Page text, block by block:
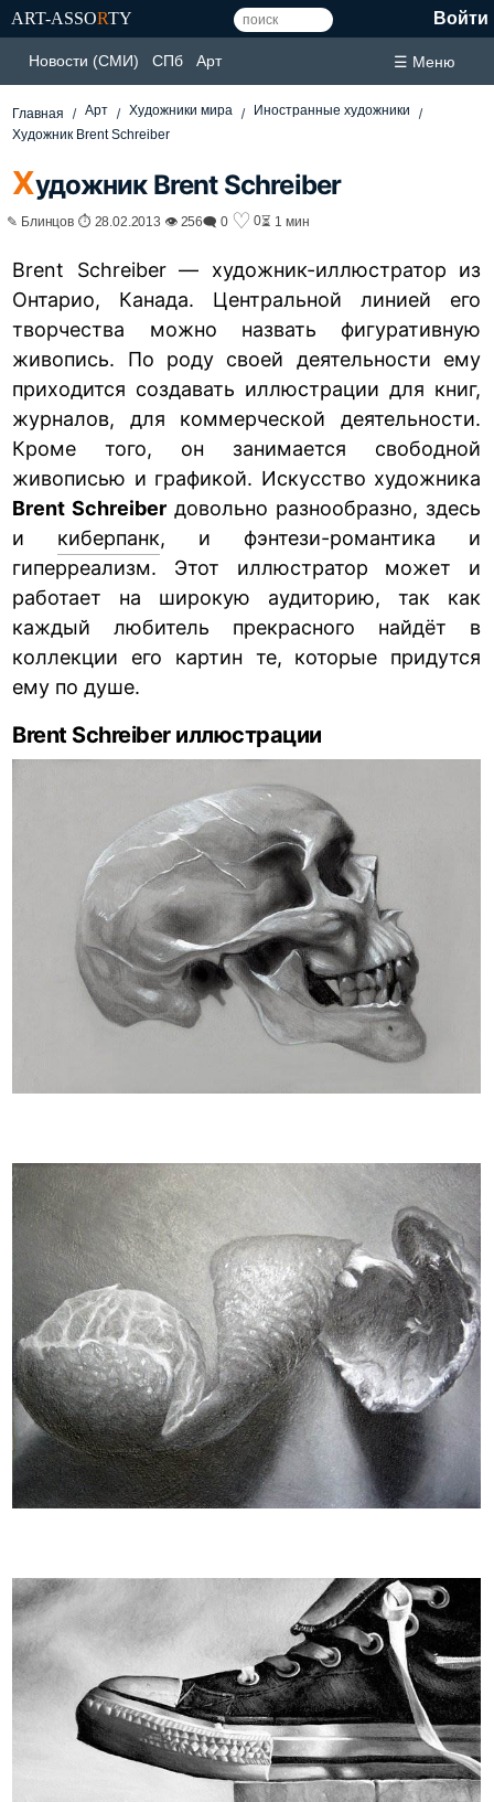
ART-ASSORTY Войти
Новости (СМИ) СПб Арт ☰ Меню
Главная Арт Художники мира
Иностранные художники
Художник Brent Schreiber
Художник Brent Schreiber
✎ Блинцов ⏱ 28.02.2013 👁 256🗨 0 ♡ 0⏳ 1 мин
Brent Schreiber — художник-иллюстратор из
Онтарио, Канада. Центральной линией его
творчества можно назвать фигуративную
живопись. По роду своей деятельности ему
приходится создавать иллюстрации для книг,
журналов, для коммерческой деятельности.
Кроме того, он занимается свободной
живописью и графикой. Искусство художника
Brent Schreiber довольно разнообразно, здесь
и киберпанк, и фэнтези-романтика и
гиперреализм. Этот иллюстратор может и
работает на широкую аудиторию, так как
каждый любитель прекрасного найдёт в
коллекции его картин те, которые придутся
ему по душе.
Brent Schreiber иллюстрации